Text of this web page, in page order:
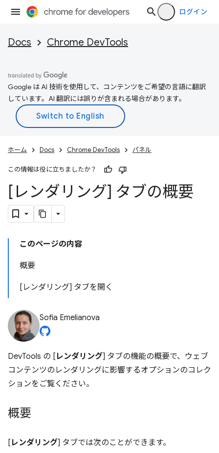
ログイン
Docs Chrome DevTools
Google は AI 技術を使用して、コンテンツをご希望の言語に翻訳
しています。AI 翻訳には誤りが含まれる場合があります。
ホーム Docs Chrome DevTools パネル
この情報は役に立ちましたか？
[レンダリング] タブの概要
このページの内容
概要
[レンダリング] タブを開く
Sofia Emelianova
DevTools の [ レンダリング] タブの機能の概要で、ウェブ
コンテンツのレンダリングに影響するオプションのコレク
ションをご覧ください。
概要
[ レンダリング] タブでは次のことができます。